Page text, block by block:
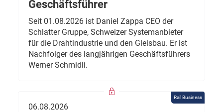
Geschäftsführer
Seit 01.08.2026 ist Daniel Zappa CEO der
Schlatter Gruppe, Schweizer Systemanbieter
für die Drahtindustrie und den Gleisbau. Er ist
Nachfolger des langjährigen Geschäftsführers
Werner Schmidli.
Rail Business
06.08.2026